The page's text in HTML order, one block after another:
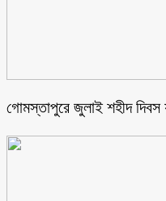
গোমস্তাপুরে জুলাই শহীদ দিবস